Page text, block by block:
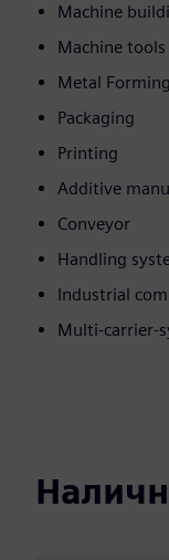
Machine
Machine tools
Metal Forming
Packaging
Printing
Additive
Conveyor
Handling
Industrial
Multi-carrier-